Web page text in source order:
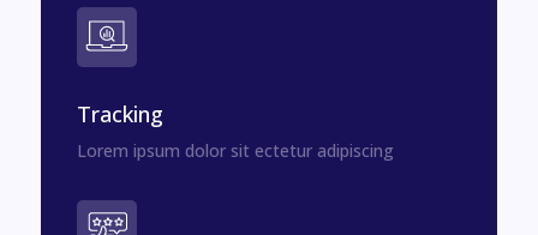
Tracking
Lorem ipsum dolor sit ectetur adipiscing